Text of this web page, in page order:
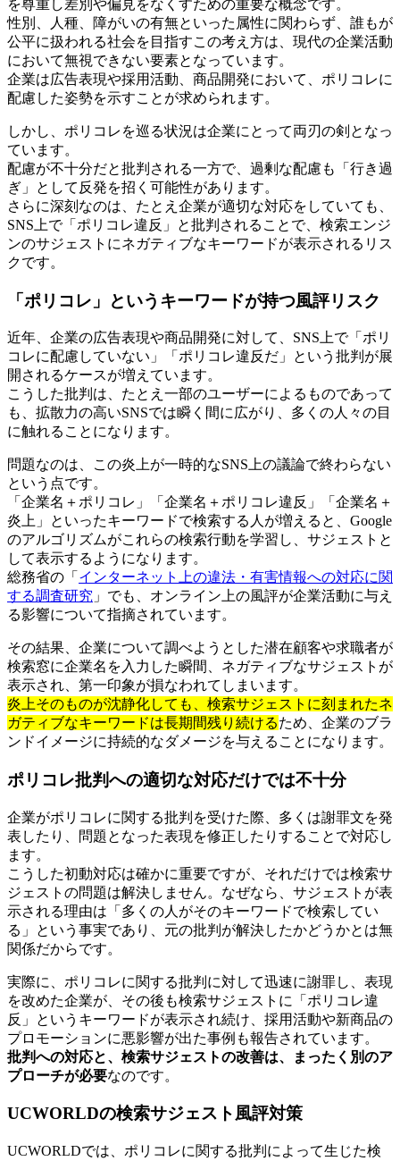
を尊重し差別や偏見をなくすための重要な概念です。
性別、人種、障がいの有無といった属性に関わらず、誰もが
公平に扱われる社会を目指すこの考え方は、現代の企業活動
において無視できない要素となっています。
企業は広告表現や採用活動、商品開発において、ポリコレに
配慮した姿勢を示すことが求められます。
しかし、ポリコレを巡る状況は企業にとって両刃の剣となっ
ています。
配慮が不十分だと批判される一方で、過剰な配慮も「行き過
ぎ」として反発を招く可能性があります。
さらに深刻なのは、たとえ企業が適切な対応をしていても、
SNS上で「ポリコレ違反」と批判されることで、検索エンジ
ンのサジェストにネガティブなキーワードが表示されるリス
クです。
「ポリコレ」というキーワードが持つ風評リスク
近年、企業の広告表現や商品開発に対して、SNS上で「ポリ
コレに配慮していない」「ポリコレ違反だ」という批判が展
開されるケースが増えています。
こうした批判は、たとえ一部のユーザーによるものであって
も、拡散力の高いSNSでは瞬く間に広がり、多くの人々の目
に触れることになります。
問題なのは、この炎上が一時的なSNS上の議論で終わらない
という点です。
「企業名＋ポリコレ」「企業名＋ポリコレ違反」「企業名＋
炎上」といったキーワードで検索する人が増えると、Google
のアルゴリズムがこれらの検索行動を学習し、サジェストと
して表示するようになります。
総務省の「 インターネット上の違法・有害情報への対応に関
する調査研究 」でも、オンライン上の風評が企業活動に与え
る影響について指摘されています。
その結果、企業について調べようとした潜在顧客や求職者が
検索窓に企業名を入力した瞬間、ネガティブなサジェストが
表示され、第一印象が損なわれてしまいます。
炎上そのものが沈静化しても、検索サジェストに刻まれたネ
ガティブなキーワードは長期間残り続けるため、企業のブラ
ンドイメージに持続的なダメージを与えることになります。
ポリコレ批判への適切な対応だけでは不十分
企業がポリコレに関する批判を受けた際、多くは謝罪文を発
表したり、問題となった表現を修正したりすることで対応し
ます。
こうした初動対応は確かに重要ですが、それだけでは検索サ
ジェストの問題は解決しません。なぜなら、サジェストが表
示される理由は「多くの人がそのキーワードで検索してい
る」という事実であり、元の批判が解決したかどうかとは無
関係だからです。
実際に、ポリコレに関する批判に対して迅速に謝罪し、表現
を改めた企業が、その後も検索サジェストに「ポリコレ違
反」というキーワードが表示され続け、採用活動や新商品の
プロモーションに悪影響が出た事例も報告されています。
批判への対応と、検索サジェストの改善は、まったく別のア
プローチが必要なのです。
UCWORLDの検索サジェスト風評対策
UCWORLDでは、ポリコレに関する批判によって生じた検